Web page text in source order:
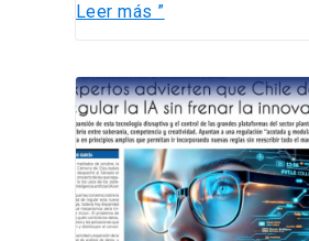
Leer más ”
Cristián
Ruz
es
consultado
por
El